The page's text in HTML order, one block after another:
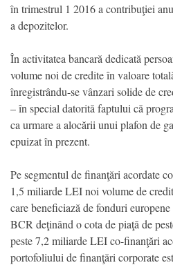
în trimestrul 1 2016 a contribuţiei
a depozitelor.
În activitatea bancară dedicată
volume noi de credite în valoare
înregistrându-se vânzari solide de
– în special datorită faptului că
ca urmare a alocării unui plafon de
epuizat în prezent.
Pe segmentul de finanţări acordate
1,5 miliarde LEI noi volume de
care beneficiază de fonduri europene
BCR deţinând o cota de piaţă de
peste 7,2 miliarde LEI co-finanţări
portofoliului de finanţări corporate